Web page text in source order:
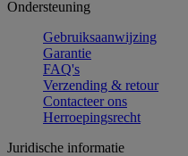
Ondersteuning
Gebruiksaanwijzing
Garantie
FAQ's
Verzending & retour
Contacteer ons
Herroepingsrecht
Juridische informatie